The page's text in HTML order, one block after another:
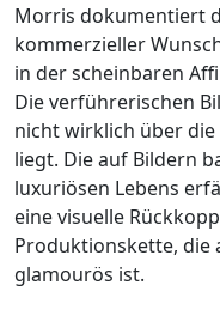
Morris dokumentiert
kommerzieller
in der scheinbaren
Die verführerischen
nicht wirklich über
liegt. Die auf Bildern
luxuriösen Lebens
eine visuelle
Produktionskette, die
glamourös ist.